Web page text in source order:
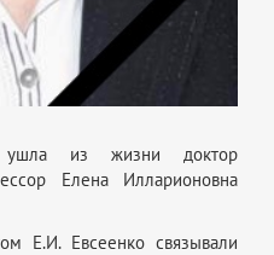
из жизни доктор
Елена Илларионовна
Е.И. Евсеенко связывали